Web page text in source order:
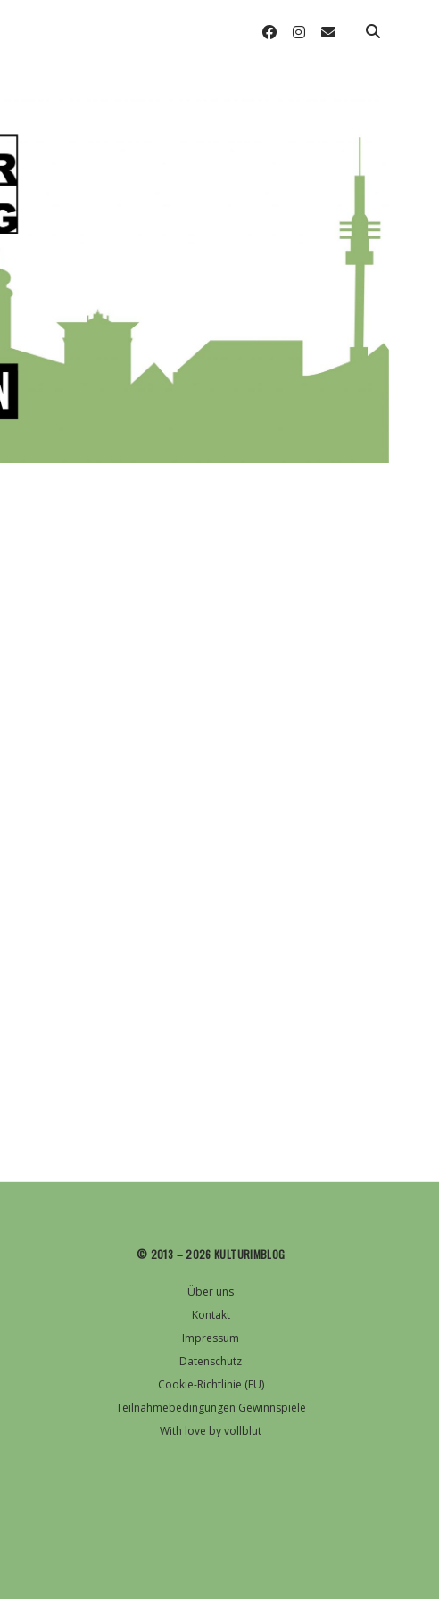
facebookinstagram
email
© 2013 – 2026 KULTURIMBLOG
Über uns
Kontakt
Impressum
Datenschutz
Cookie-Richtlinie (EU)
Teilnahmebedingungen Gewinnspiele
With love by vollblut